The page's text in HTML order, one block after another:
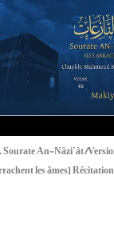
An-Nâzi`ât /
les âmes)